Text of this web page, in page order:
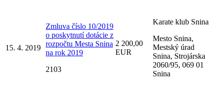
15. 4. 2019
Zmluva číslo 10/2019
o poskytnutí dotácie z
rozpočtu Mesta Snina
na rok 2019
2103
2 200,00
EUR
Karate klub Snina
Mesto Snina,
Mestský úrad
Snina, Strojárska
2060/95, 069 01
Snina